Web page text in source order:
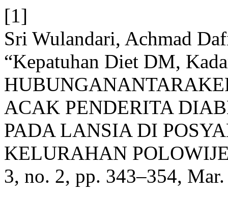
[1]
Sri Wulandari, Achmad
“Kepatuhan Diet DM,
ACAK PENDERITA
PADA LANSIA DI
KELURAHAN
3, no. 2, pp. 343–354,